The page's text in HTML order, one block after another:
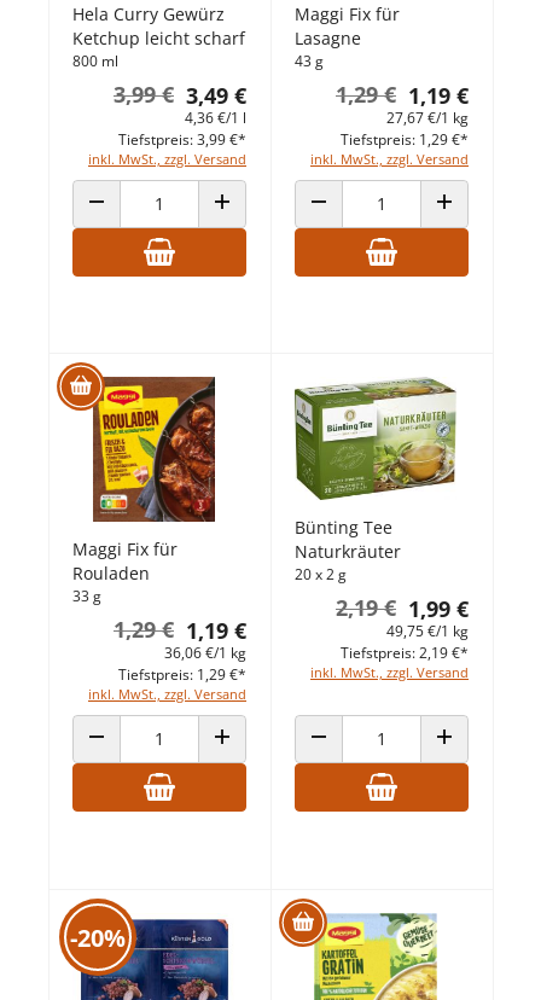
Hela Curry Gewürz
Ketchup leicht scharf
800 ml
3,49 €
3,99 €
4,36 €/1 l
inkl. MwSt., zzgl. Versand
Tiefstpreis: 3,99 €*
ANZAHL VERRINGERNANZAHL ERHÖHEN
Maggi Fix für
Lasagne
43 g
1,19 €
1,29 €
27,67 €/1 kg
inkl. MwSt., zzgl. Versand
Tiefstpreis: 1,29 €*
ANZAHL VERRINGERNANZAHL
Maggi Fix für
Rouladen
33 g
1,19 €
1,29 €
36,06 €/1 kg
inkl. MwSt., zzgl. Versand
Tiefstpreis: 1,29 €*
ANZAHL VERRINGERNANZAHL ERHÖHEN
Bünting Tee
Naturkräuter
20 x 2 g
1,99 €
2,19 €
49,75 €/1 kg
inkl. MwSt., zzgl. Versand
Tiefstpreis: 2,19 €*
ANZAHL VERRINGERNANZAHL
-20%